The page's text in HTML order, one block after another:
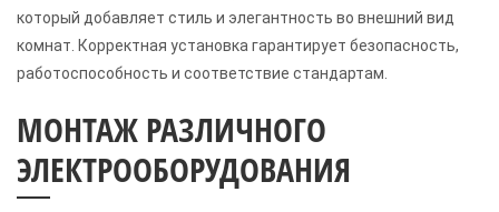
который добавляет стиль и элегантность во внешний вид
комнат. Корректная установка гарантирует безопасность,
работоспособность и соответствие стандартам.
МОНТАЖ РАЗЛИЧНОГО
ЭЛЕКТРООБОРУДОВАНИЯ